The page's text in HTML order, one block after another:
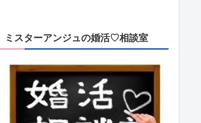
ミスターアンジュの婚活♡相談室